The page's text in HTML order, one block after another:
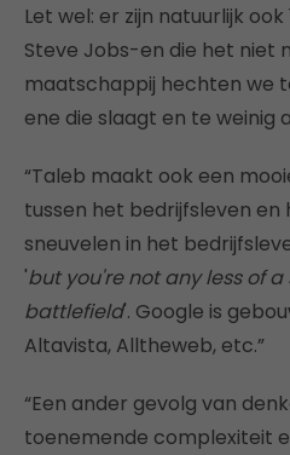
Let wel: er zijn natuurlijk
Steve Jobs-en die het niet
maatschappij hechten we
ene die slaagt en te weinig
“Taleb maakt ook een
tussen het bedrijfsleven en
sneuvelen in het
'but you're not any less of
battlefield'. Google is
Altavista, Alltheweb, etc.”
“Een ander gevolg van
toenemende complexiteit